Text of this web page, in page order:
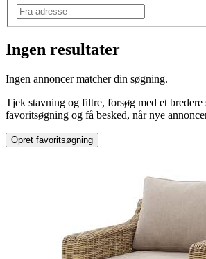
Andet mærke
Ingen resultater
Ingen annoncer matcher din søgning.
Tjek stavning og filtre, forsøg med et bredere
favoritsøgning og få besked, når nye
Opret favoritsøgning